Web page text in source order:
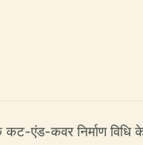
एंड-कवर निर्माण विधि